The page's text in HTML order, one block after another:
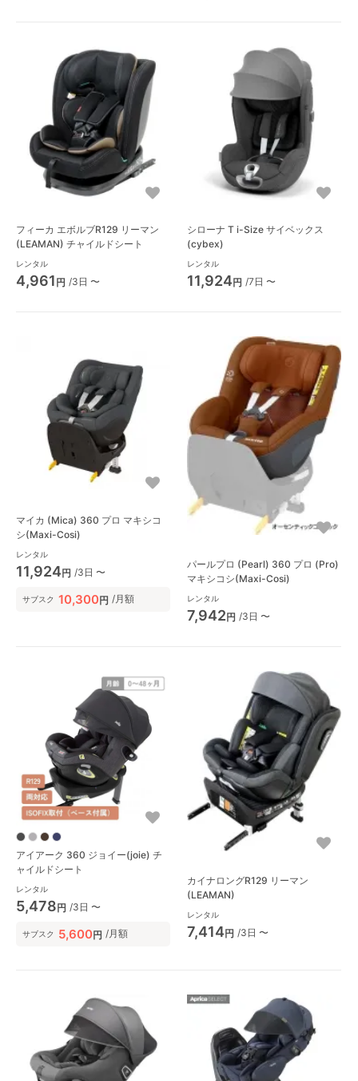
フィーカ エボルブR129 リーマン
(LEAMAN) チャイルドシート
レンタル
4,961 円 /3日 〜
シローナ T i-Size サイベックス
(cybex)
レンタル
11,924円 /7日 〜
マイカ (Mica) 360 プロ マキシコ
シ(Maxi-Cosi)
レンタル
11,924円 /3日 〜
サブスク 10,300円 /月額
パールプロ (Pearl) 360 プロ (Pro)
マキシコシ(Maxi-Cosi)
レンタル
7,942円 /3日 〜
アイアーク 360 ジョイー(joie) チ
ャイルドシート
レンタル
5,478円 /3日 〜
サブスク 5,600円 /月額
カイナロングR129 リーマン
(LEAMAN)
レンタル
7,414円 /3日 〜